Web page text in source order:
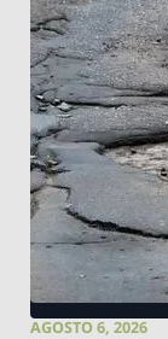
AGOSTO 6, 2026